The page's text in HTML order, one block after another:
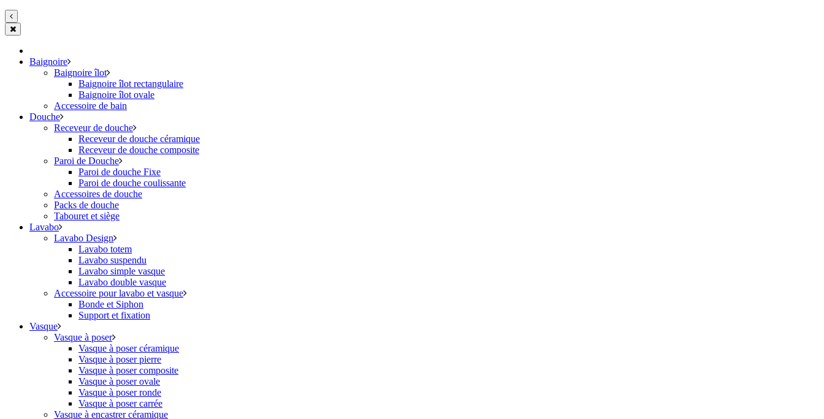
Baignoire
Baignoire îlot
Baignoire îlot rectangulaire
Baignoire îlot ovale
Accessoire de bain
Douche
Receveur de douche
Receveur de douche céramique
Receveur de douche composite
Paroi de Douche
Paroi de douche Fixe
Paroi de douche coulissante
Accessoires de douche
Packs de douche
Tabouret et siège
Lavabo
Lavabo Design
Lavabo totem
Lavabo suspendu
Lavabo simple vasque
Lavabo double vasque
Accessoire pour lavabo et vasque
Bonde et Siphon
Support et fixation
Vasque
Vasque à poser
Vasque à poser céramique
Vasque à poser pierre
Vasque à poser composite
Vasque à poser ovale
Vasque à poser ronde
Vasque à poser carrée
Vasque à encastrer céramique